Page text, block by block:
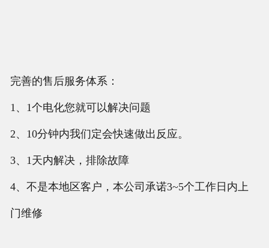
完善的售后服务体系：
1、1个电化您就可以解决问题
2、10分钟内我们定会快速做出反应。
3、1天内解决，排除故障
4、不是本地区客户，本公司承诺3~5个工作日内上
门维修